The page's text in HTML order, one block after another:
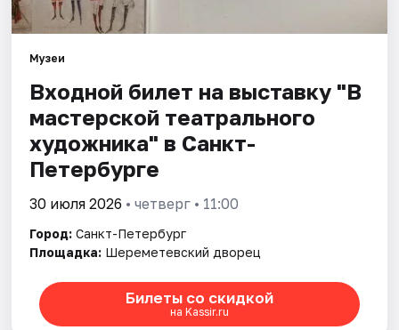
Музеи
Входной билет на выставку "В
мастерской театрального
художника" в Санкт-
Петербурге
30 июля 2026 • четверг • 11:00
Город: Санкт-Петербург
Площадка: Шереметевский дворец
Билеты со скидкой
на Kassir.ru